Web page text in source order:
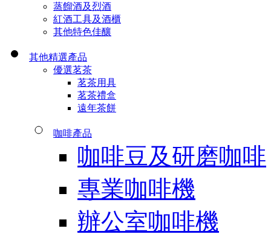
蒸餾酒及烈酒
紅酒工具及酒櫃
其他特色佳釀
其他精選產品
優選茗茶
茗茶用具
茗茶禮盒
遠年茶餅
咖啡產品
咖啡豆及研磨咖啡
專業咖啡機
辦公室咖啡機